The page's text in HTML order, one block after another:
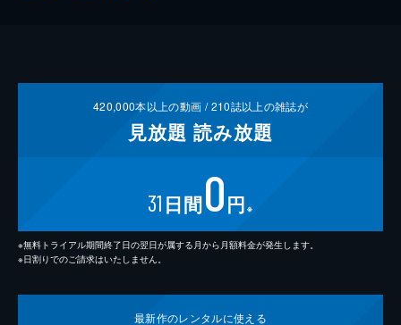
420,000本以上の動画 /210誌以上の雑誌が
見放題 読み放題
31 日間0円 ※
※無料トライアル期間終了日の翌日が属する月から月額料金が発生します。
※日割りでのご請求はいたしません。
最新作のレンタルに使える